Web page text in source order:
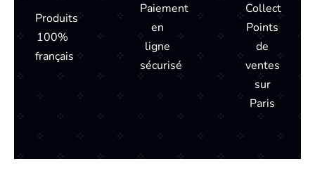
Produits
100%
français
Paiement
en
ligne
sécurisé
Collect
Points
de
ventes
sur
Paris